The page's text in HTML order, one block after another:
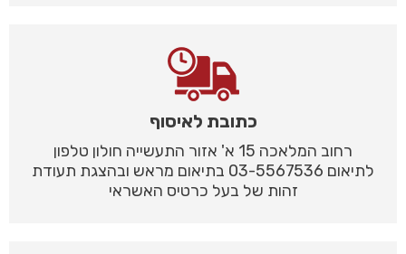
כתובת לאיסוף
רחוב המלאכה 15 א' אזור התעשייה חולון טלפון
לתיאום 03-5567536 בתיאום מראש ובהצגת תעודת
זהות של בעל כרטיס האשראי